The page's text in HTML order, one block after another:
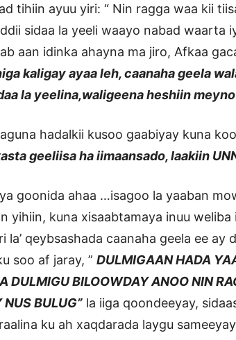
tihiin ayuu yiri: “ Nin ragga waa kii
sidaa la yeeli waayo nabad waarta
aan idinka ahayna ma jiro, Afkaa
kaligay ayaa leh, caanaha geela
la yeelina,waligeena heshiin
hadalkii kusoo gaabiyay kuna
geeliisa ha iimaansado, laakiin
goonida ahaa …isagoo la yaaban
yihiin, kuna xisaabtamaya inuu
la’ qeybsashada caanaha geela ee ay
soo af jaray, ” DULMIGAAN HADA
DULMIGU BILOOWDAY ANOO NIN
BULUG” la iiga qoondeeyay,
ku ah xaqdarada laygu